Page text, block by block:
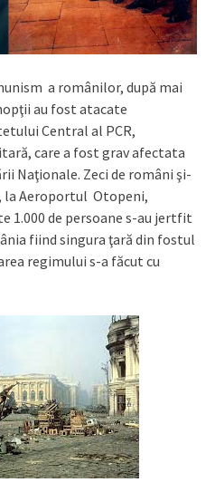
a românilor, după mai
au fost atacate
Central al PCR,
care a fost grav afectata
Naţionale. Zeci de români şi-
la Aeroportul Otopeni,
1.000 de persoane s-au jertfit
fiind singura ţară din fostul
regimului s-a făcut cu